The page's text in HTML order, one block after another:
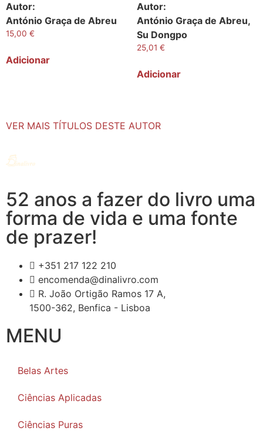
Autor:
António Graça de Abreu
15,00 €
Adicionar
Autor:
António Graça de Abreu,
Su Dongpo
25,01 €
Adicionar
VER MAIS TÍTULOS DESTE AUTOR
52 anos a fazer do livro uma
forma de vida e uma fonte
de prazer!
+351 217 122 210
encomenda@dinalivro.com
R. João Ortigão Ramos 17 A,
1500-362, Benfica - Lisboa
MENU
Belas Artes
Ciências Aplicadas
Ciências Puras